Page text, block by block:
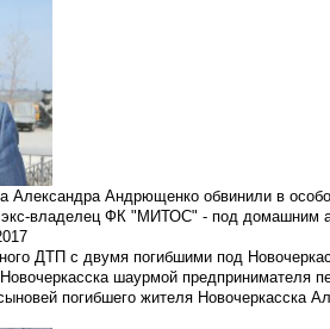
Александра Андрющенко обвинили в
владелец ФК "МИТОС" - под домашним
ДТП с двумя погибшими под
шаурмой предпринимателя
погибшего жителя Новочеркасска